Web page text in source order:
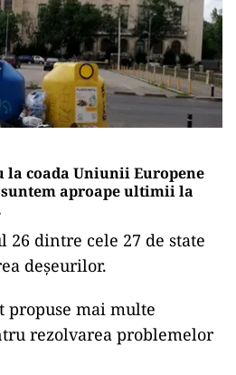
la coada Uniunii Europene
suntem aproape ultimii la
26 dintre cele 27 de state
deșeurilor.
propuse mai multe
rezolvarea problemelor